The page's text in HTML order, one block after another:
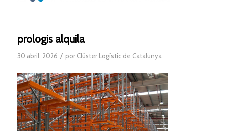
prologis alquila
30 abril, 2026 / por Clúster Logístic de Catalunya